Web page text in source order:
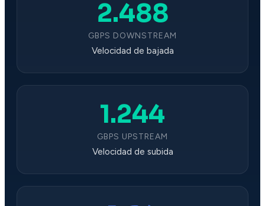
2.488
GBPS DOWNSTREAM
Velocidad de bajada
1.244
GBPS UPSTREAM
Velocidad de subida